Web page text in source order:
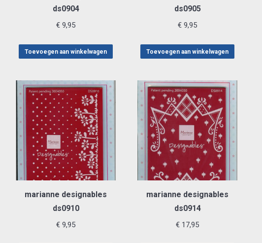
ds0904
€ 9,95
Toevoegen aan winkelwagen
ds0905
€ 9,95
Toevoegen aan winkelwagen
marianne designables
ds0910
€ 9,95
marianne designables
ds0914
€ 17,95